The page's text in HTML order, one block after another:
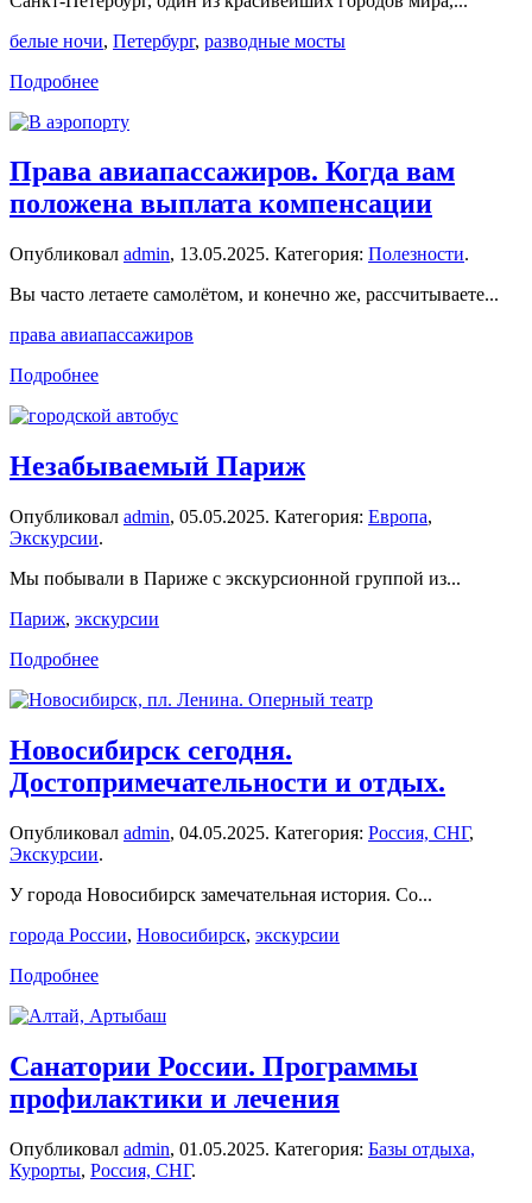
белые ночи, Петербург, разводные мосты
Подробнее
Права авиапассажиров. Когда вам
положена выплата компенсации
Опубликовал admin, 13.05.2025. Категория: Полезности.
Вы часто летаете самолётом, и конечно же, рассчитываете...
права авиапассажиров
Подробнее
Незабываемый Париж
Опубликовал admin, 05.05.2025. Категория: Европа,
Экскурсии.
Мы побывали в Париже с экскурсионной группой из...
Париж, экскурсии
Подробнее
Новосибирск сегодня.
Достопримечательности и отдых.
Опубликовал admin, 04.05.2025. Категория: Россия, СНГ,
Экскурсии.
У города Новосибирск замечательная история. Со...
города России, Новосибирск, экскурсии
Подробнее
Санатории России. Программы
профилактики и лечения
Опубликовал admin, 01.05.2025. Категория: Базы отдыха,
Курорты, Россия, СНГ.